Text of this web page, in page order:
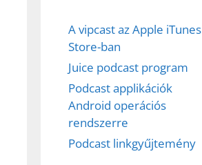
A vipcast az Apple iTunes
Store-ban
Juice podcast program
Podcast applikációk
Android operációs
rendszerre
Podcast linkgyűjtemény